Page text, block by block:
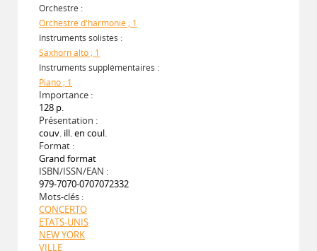
Orchestre :
Orchestre d'harmonie ; 1
Instruments solistes :
Saxhorn alto ; 1
Instruments supplémentaires :
Piano ; 1
Importance :
128 p.
Présentation :
couv. ill. en coul.
Format :
Grand format
ISBN/ISSN/EAN :
979-7070-0707072332
Mots-clés :
CONCERTO
ETATS-UNIS
NEW YORK
VILLE